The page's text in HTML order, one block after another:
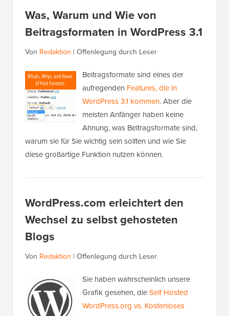
Was, Warum und Wie von
Beitragsformaten in WordPress 3.1
Von Redaktion | Offenlegung durch Leser
Beitragsformate sind eines der
aufregenden Features, die in
WordPress 3.1 kommen. Aber die
meisten Anfänger haben keine
Ahnung, was Beitragsformate sind,
warum sie für Sie wichtig sein sollten und wie Sie
diese großartige Funktion nutzen können.
WordPress.com erleichtert den
Wechsel zu selbst gehosteten
Blogs
Von Redaktion | Offenlegung durch Leser
Sie haben wahrscheinlich unsere
Grafik gesehen, dieSelf Hosted
WordPress.org vs. Kostenloses